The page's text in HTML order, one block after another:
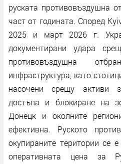
руската противовъздушна
част от годината. Според
2025 и март 2026 г.
документирани удара
противовъздушна
инфраструктура, като
насочени срещу активи
достъпа и блокиране на
Донецк и околните
ефективна. Руското
окупираните територии се
оперативната цена за